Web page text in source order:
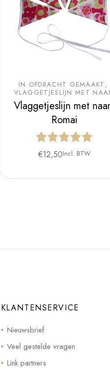
IN OPDRACHT GEMAAKT
VLAGGETJESLIJN MET
Vlaggetjeslijn met
Romai
€12,50Incl. BTW
KLANTENSERVICE
Nieuwsbrief
Veel gestelde vragen
Link partners